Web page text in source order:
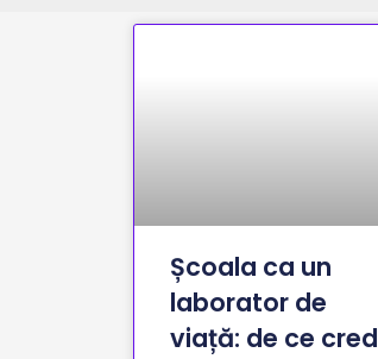
Școala ca un
laborator de
viață: de ce cred